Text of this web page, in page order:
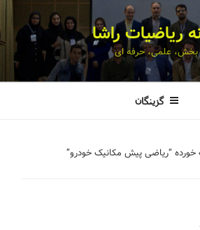
ریاضیات راشا
بخش، علمی، حرفه ای
گزینگان
“ریاضی پیش مکانیک خودرو”